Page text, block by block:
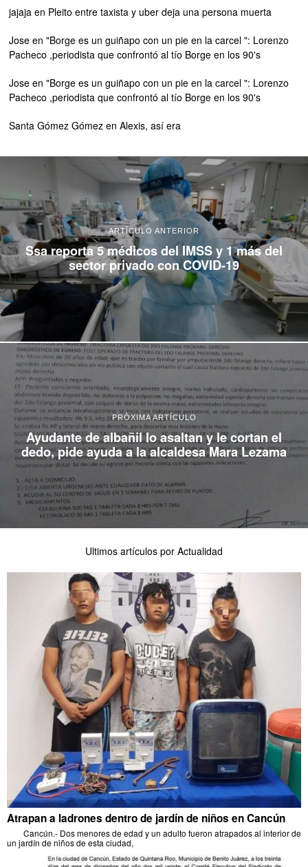
jajaja en Pleito entre taxista y uber deja una persona muerta
Jose en"Borge es un guiñapo con un pie en la carcel ": Lorenzo
Pacheco ,periodista que confrontó al tío Borge en los 90's
Jose en"Borge es un guiñapo con un pie en la carcel ": Lorenzo
Pacheco ,periodista que confrontó al tío Borge en los 90's
Santa Gómez Gómez enAlexis, así era
ARTÍCULO ANTERIOR
Ssa reporta 5 médicos del IMSS y 1 más del
sector privado con COVID-19
PRÓXIMA ARTÍCULO
Ayudante de albañil lo asaltan y le cortan el
dedo, pide ayuda a la alcaldesa Mara Lezama
Ultimos artículos por Actualidad
Atrapan a ladrones dentro de jardín de niños en Cancún
Cancún.- Dos menores de edad y un adulto fueron atrapados al interior de
un jardín de niños de esta ciudad,